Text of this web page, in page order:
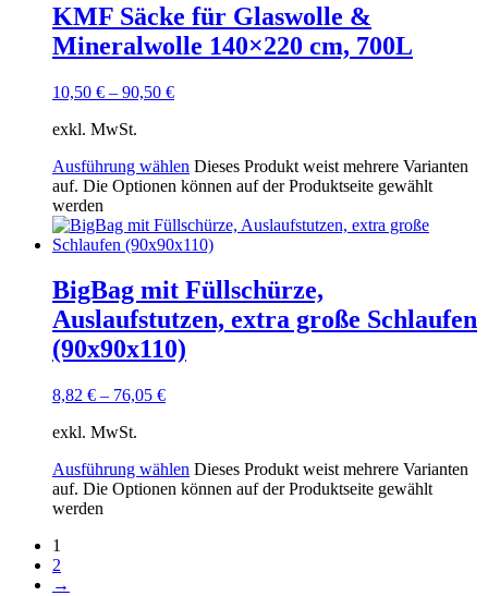
KMF Säcke für Glaswolle &
Mineralwolle 140×220 cm, 700L
10,50 € – 90,50 €
exkl. MwSt.
Ausführung wählen Dieses Produkt weist mehrere Varianten
auf. Die Optionen können auf der Produktseite gewählt
werden
BigBag mit Füllschürze,
Auslaufstutzen, extra große Schlaufen
(90x90x110)
8,82 € – 76,05 €
exkl. MwSt.
Ausführung wählen Dieses Produkt weist mehrere Varianten
auf. Die Optionen können auf der Produktseite gewählt
werden
1
2
→